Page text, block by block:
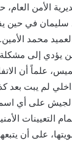
الأمن
في حين
محمد
لن يؤدي إلى
علماً أن
لم يبت بعد
على أي
التعيينات
على أن